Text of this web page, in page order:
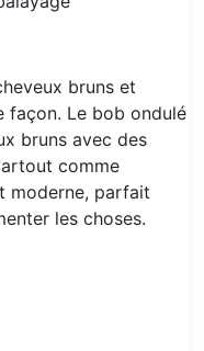
bruns et
façon. Le bob ondulé
bruns avec des
comme
moderne, parfait
les choses.